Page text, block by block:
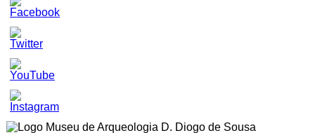
Set
Youtube
Channel
ID